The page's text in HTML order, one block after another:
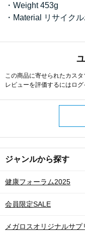
・Weight 453g
・Material リサイク
この商品に寄せられたカス
レビューを評価するには ログ
ジャンルから探す
健康フォーラム2025
会員限定SALE
メガロスオリジナルサプ